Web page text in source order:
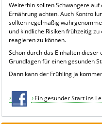
Weiterhin sollten Schwangere
Ernährung achten. Auch
sollten regelmäßig
und kindliche Risiken frühzeitig
reagieren zu können.
Schon durch das Einhalten
Grundlagen für einen gesunden
Dann kann der Frühling ja
Ein gesunder Start ins